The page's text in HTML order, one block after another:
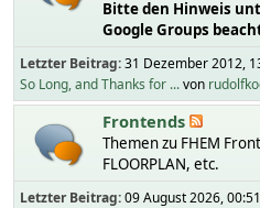
Bitte den Hinweis
Google Groups
Letzter Beitrag:31 Dezember 2012,
So Long, and Thanks for ...von
Frontends
Themen zu FHEM
FLOORPLAN, etc.
Letzter Beitrag:09 August 2026,